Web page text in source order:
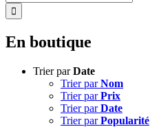
En boutique
Trier parDate
Trier parNom
Trier parPrix
Trier parDate
Trier parPopularité